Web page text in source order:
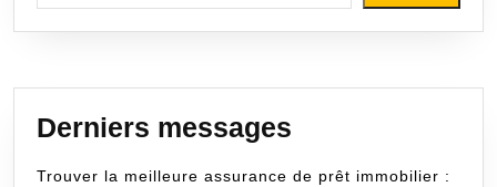
Derniers messages
Trouver la meilleure assurance de prêt immobilier :